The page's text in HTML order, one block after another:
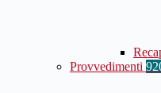
Provvedimenti